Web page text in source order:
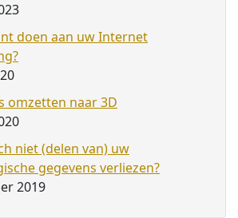
doen aan uw Internet
omzetten naar 3D
niet (delen van) uw
gegevens verliezen?
2019